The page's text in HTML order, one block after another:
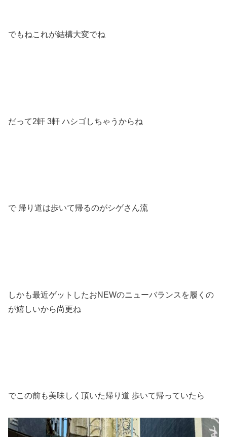
でもねこれが結構大変でね
だって2軒 3軒 ハシゴしちゃうからね
で 帰り道は歩いて帰るのがシゲさん流
しかも最近ゲットしたおNEWのニューバランスを履くの
が嬉しいから尚更ね
でこの前も美味しく頂いた帰り道 歩いて帰っていたら